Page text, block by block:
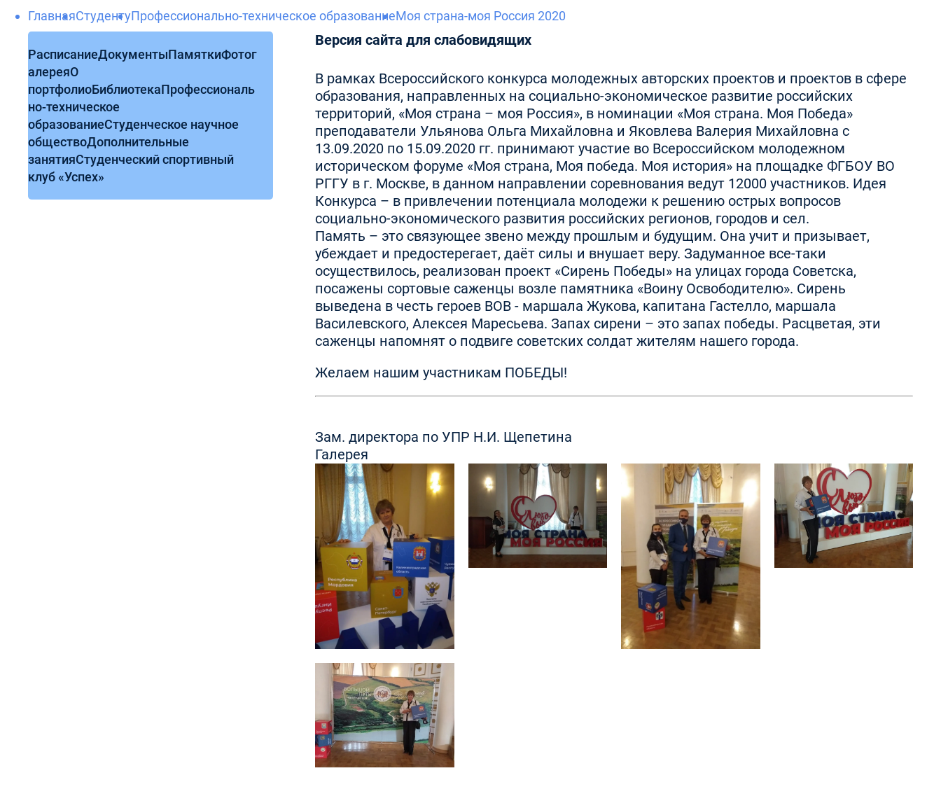
ГлавнаяСтудентуПрофессионально-техническое образованиеМоя страна-моя Россия 2020
РасписаниеДокументыПамяткиФотог
алереяО
портфолиоБиблиотекаПрофессиональ
но-техническое
образованиеСтуденческое научное
обществоДополнительные
занятияСтуденческий спортивный
клуб «Успех»
Версия сайта для слабовидящих
В рамках Всероссийского конкурса молодежных авторских проектов и проектов в сфере
образования, направленных на социально-экономическое развитие российских
территорий, «Моя страна – моя Россия», в номинации «Моя страна. Моя Победа»
преподаватели Ульянова Ольга Михайловна и Яковлева Валерия Михайловна с
13.09.2020 по 15.09.2020 гг. принимают участие во Всероссийском молодежном
историческом форуме «Моя страна, Моя победа. Моя история» на площадке ФГБОУ ВО
РГГУ в г. Москве, в данном направлении соревнования ведут 12000 участников. Идея
Конкурса – в привлечении потенциала молодежи к решению острых вопросов
социально-экономического развития российских регионов, городов и сел.
Память – это связующее звено между прошлым и будущим. Она учит и призывает,
убеждает и предостерегает, даёт силы и внушает веру. Задуманное все-таки
осуществилось, реализован проект «Сирень Победы» на улицах города Советска,
посажены сортовые саженцы возле памятника «Воину Освободителю». Сирень
выведена в честь героев ВОВ - маршала Жукова, капитана Гастелло, маршала
Василевского, Алексея Маресьева. Запах сирени – это запах победы. Расцветая, эти
саженцы напомнят о подвиге советских солдат жителям нашего города.
Желаем нашим участникам ПОБЕДЫ!
Зам. директора по УПР Н.И. Щепетина
Галерея